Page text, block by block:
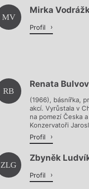
MV
Mirka
Profil
RB
Renata
(1966), básnířka,
akcí. Vyrůstala v
na pomezí Česka
Konzervatoři
Profil
ZLG
Zbyněk
Profil